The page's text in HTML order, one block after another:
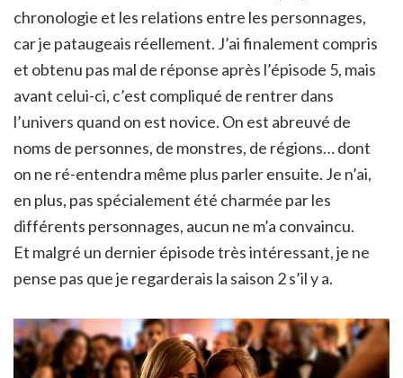
chronologie et les relations entre les personnages,
car je pataugeais réellement. J’ai finalement compris
et obtenu pas mal de réponse après l’épisode 5, mais
avant celui-ci, c’est compliqué de rentrer dans
l’univers quand on est novice. On est abreuvé de
noms de personnes, de monstres, de régions… dont
on ne ré-entendra même plus parler ensuite. Je n’ai,
en plus, pas spécialement été charmée par les
différents personnages, aucun ne m’a convaincu.
Et malgré un dernier épisode très intéressant, je ne
pense pas que je regarderais la saison 2 s’il y a.